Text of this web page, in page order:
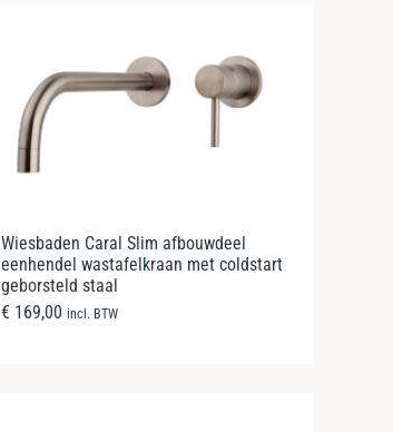
Wiesbaden Caral Slim afbouwdeel
eenhendel wastafelkraan met coldstart
geborsteld staal
€ 169,00 incl. BTW